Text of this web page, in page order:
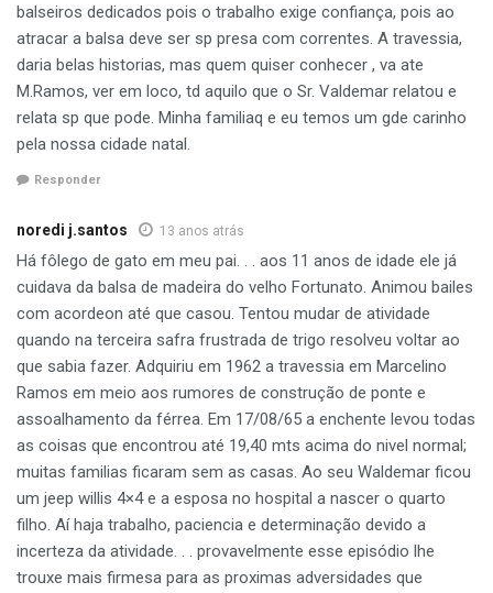
balseiros dedicados pois o trabalho exige confiança, pois ao
atracar a balsa deve ser sp presa com correntes. A travessia,
daria belas historias, mas quem quiser conhecer , va ate
M.Ramos, ver em loco, td aquilo que o Sr. Valdemar relatou e
relata sp que pode. Minha familiaq e eu temos um gde carinho
pela nossa cidade natal.
Responder
noredi j.santos 13 anos atrás
Há fôlego de gato em meu pai. . . aos 11 anos de idade ele já
cuidava da balsa de madeira do velho Fortunato. Animou bailes
com acordeon até que casou. Tentou mudar de atividade
quando na terceira safra frustrada de trigo resolveu voltar ao
que sabia fazer. Adquiriu em 1962 a travessia em Marcelino
Ramos em meio aos rumores de construção de ponte e
assoalhamento da férrea. Em 17/08/65 a enchente levou todas
as coisas que encontrou até 19,40 mts acima do nivel normal;
muitas familias ficaram sem as casas. Ao seu Waldemar ficou
um jeep willis 4×4 e a esposa no hospital a nascer o quarto
filho. Aí haja trabalho, paciencia e determinação devido a
incerteza da atividade. . . provavelmente esse episódio lhe
trouxe mais firmesa para as proximas adversidades que